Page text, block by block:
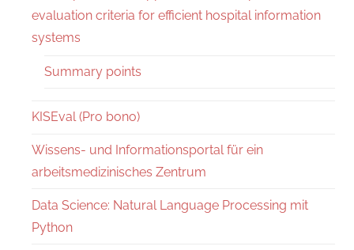
evaluation criteria for efficient hospital information
systems
Summary points
KISEval (Pro bono)
Wissens- und Informationsportal für ein
arbeitsmedizinisches Zentrum
Data Science: Natural Language Processing mit
Python